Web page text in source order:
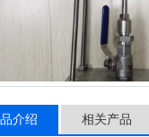
介绍 相关产品